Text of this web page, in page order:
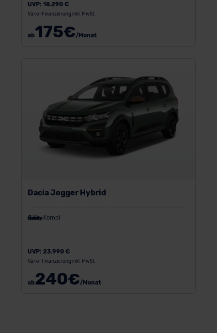
UVP: 18.290 €
Vario-Finanzierung inkl. MwSt.
ab175€/Monat
Dacia Jogger Hybrid
Kombi
UVP: 23.990 €
Vario-Finanzierung inkl. MwSt.
ab240€/Monat